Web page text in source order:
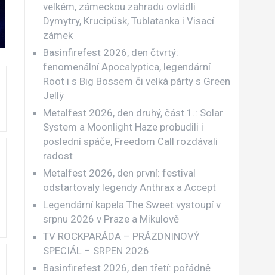
velkém, zámeckou zahradu ovládli
Dymytry, Krucipüsk, Tublatanka i Visací
zámek
Basinfirefest 2026, den čtvrtý:
fenomenální Apocalyptica, legendární
Root i s Big Bossem či velká párty s Green
Jellÿ
Metalfest 2026, den druhý, část 1.: Solar
System a Moonlight Haze probudili i
poslední spáče, Freedom Call rozdávali
radost
Metalfest 2026, den první: festival
odstartovaly legendy Anthrax a Accept
Legendární kapela The Sweet vystoupí v
srpnu 2026 v Praze a Mikulově
TV ROCKPARÁDA – PRÁZDNINOVÝ
SPECIÁL – SRPEN 2026
Basinfirefest 2026, den třetí: pořádně